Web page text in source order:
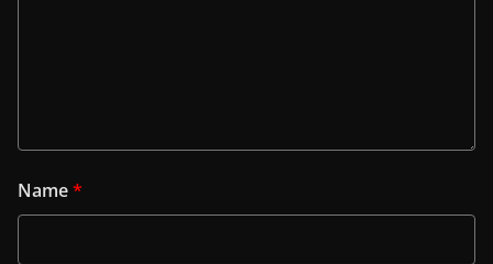
Name*